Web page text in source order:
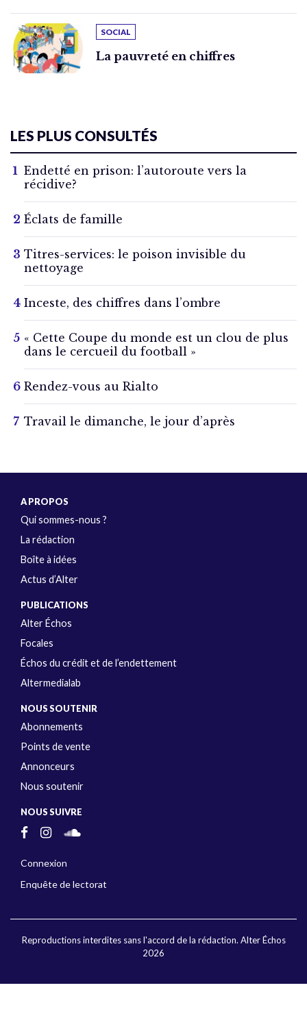
SOCIAL
La pauvreté en chiffres
LES PLUS CONSULTÉS
Endetté en prison: l’autoroute vers la
récidive?
Éclats de famille
Titres-services: le poison invisible du
nettoyage
Inceste, des chiffres dans l’ombre
« Cette Coupe du monde est un clou de plus
dans le cercueil du football »
Rendez-vous au Rialto
Travail le dimanche, le jour d’après
A PROPOS
Qui sommes-nous ?
La rédaction
Boîte à idées
Actus d’Alter
PUBLICATIONS
Alter Échos
Focales
Échos du crédit et de l’endettement
Altermedialab
NOUS SOUTENIR
Abonnements
Points de vente
Annonceurs
Nous soutenir
NOUS SUIVRE
Connexion
Enquête de lectorat
Reproductions interdites sans l'accord de la rédaction. Alter Échos
2026